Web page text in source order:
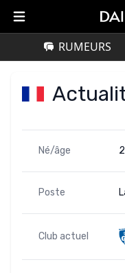
RUMEURS
Né/âge
Poste
Club actuel